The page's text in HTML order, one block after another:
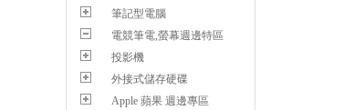
筆記型電腦
電競筆電,螢幕週邊特區
投影機
外接式儲存硬碟
Apple 蘋果 週邊專區